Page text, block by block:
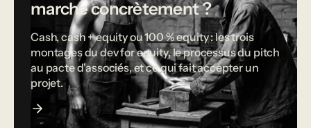
marche concrètement ?
Cash, cash + equity ou 100 % equity : les trois
montages du dev for equity, le processus du pitch
au pacte d'associés, et ce qui fait accepter un
projet.